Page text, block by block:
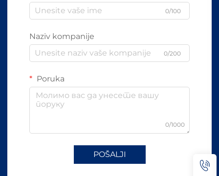
0/100
Naziv kompanije
0/200
Poruka
0/1000
POŠALJI